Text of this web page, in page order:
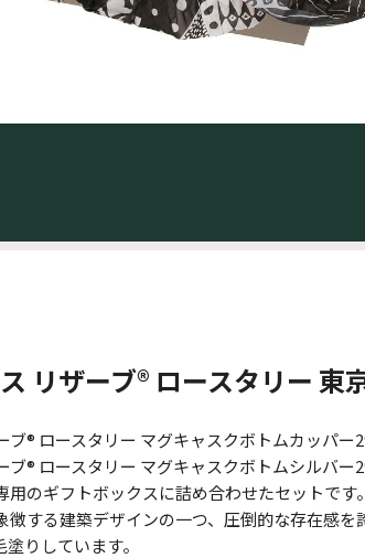
リザーブ® ロースタリー
ブ® ロースタリー マグキャスクボトムカッパー
ブ® ロースタリー マグキャスクボトムシルバー
用のギフトボックスに詰め合わせたセットです。
徴する建築デザインの⼀つ、圧倒的な存在感
りしています。